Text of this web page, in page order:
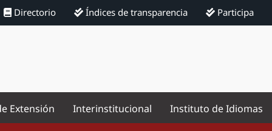
Directorio Índices de transparencia Participa
Extensión Interinstitucional Instituto de Idiomas